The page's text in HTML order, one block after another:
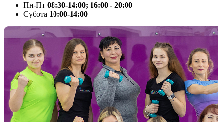
Пн-Пт 08:30-14:00; 16:00 - 20:00
Cубота 10:00-14:00